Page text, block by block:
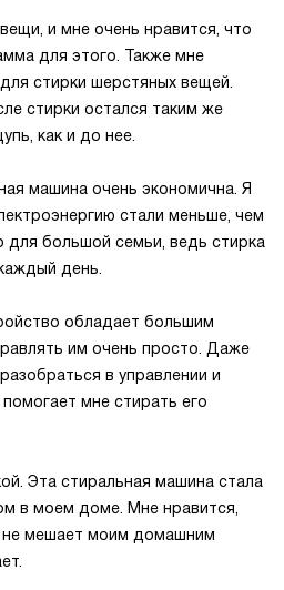
и мне очень нравится, что
для этого. Также мне
стирки шерстяных вещей.
стирки остался таким же
как и до нее.
машина очень экономична. Я
стали меньше, чем
большой семьи, ведь стирка
день.
обладает большим
им очень просто. Даже
в управлении и
мне стирать его
Эта стиральная машина стала
в моем доме. Мне нравится,
не мешает моим домашним